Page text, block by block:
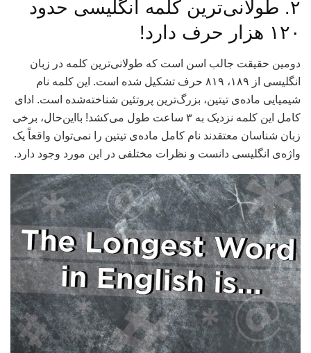
۲. طولانی‌ترین کلمه انگلیسی حدود
۱۲۰ هزار حرف دارد!
دومین حقیقت جالب اسن است که طولانی‌ترین کلمه در زبان
انگلیسی از ۱۸۹، ۸۱۹ حرف تشکیل شده است. این کلمه نام
شیمیایی ماده‌ی تیتین، بزرگ‌ترین پروتئین شناخته‌شده است. ادای
کامل این کلمه نزدیک به ۳ ساعت طول می‌کشد! بااین‌حال، برخی
زبان شناسان معتقدند نام کامل ماده‌ی تیتین را نمی‌توان واقعاً یک
واژه‌ی انگلیسی دانست و نظرات مختلفی در این مورد وجود دارد.